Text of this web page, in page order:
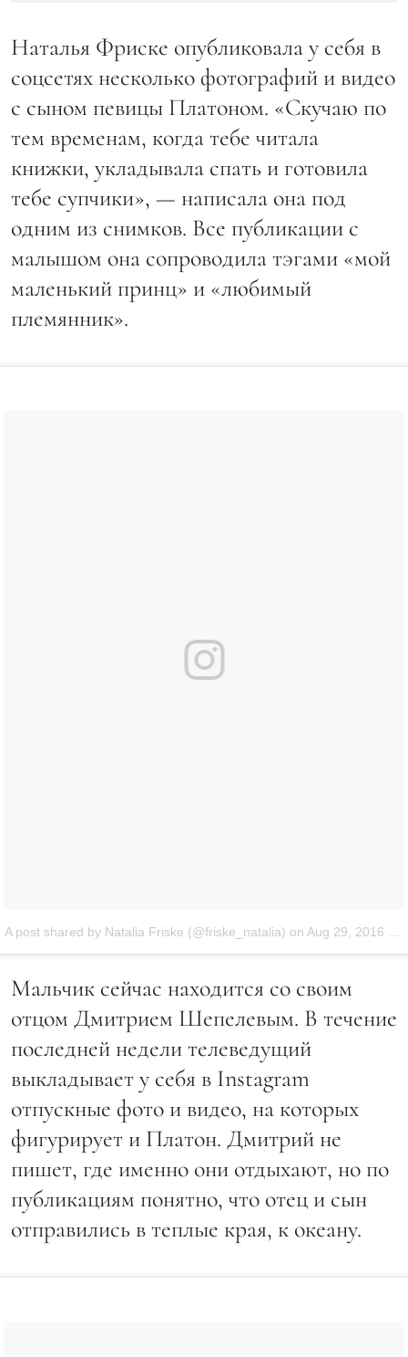
Наталья Фриске опубликовала у себя в
соцсетях несколько фотографий и видео
с сыном певицы Платоном. «Скучаю по
тем временам, когда тебе читала
книжки, укладывала спать и готовила
тебе супчики», — написала она под
одним из снимков. Все публикации с
малышом она сопроводила тэгами «мой
маленький принц» и «любимый
племянник».
A post shared by Natalia Friske (@friske_natalia) on Aug 29, 2016 at 5:21am PDT
Мальчик сейчас находится со своим
отцом Дмитрием Шепелевым. В течение
последней недели телеведущий
выкладывает у себя в Instagram
отпускные фото и видео, на которых
фигурирует и Платон. Дмитрий не
пишет, где именно они отдыхают, но по
публикациям понятно, что отец и сын
отправились в теплые края, к океану.